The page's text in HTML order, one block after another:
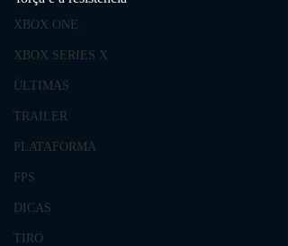
XBOX ONE
XBOX SERIES X
ÚLTIMAS
TRAILER
PLATAFORMA
FPS
DICAS
TIRO